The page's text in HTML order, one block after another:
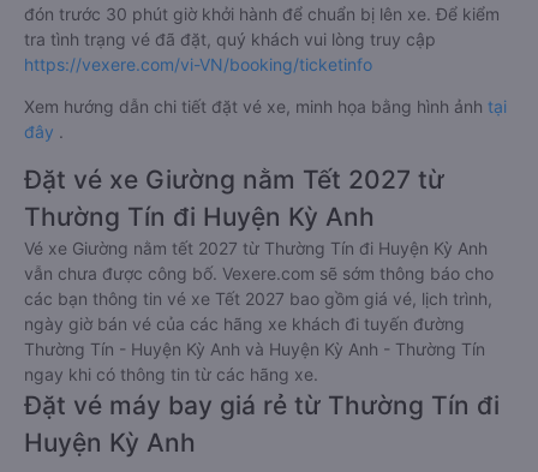
đón trước 30 phút giờ khởi hành để chuẩn bị lên xe. Để kiểm
tra tình trạng vé đã đặt, quý khách vui lòng truy cập
https://vexere.com/vi-VN/booking/ticketinfo
Xem hướng dẫn chi tiết đặt vé xe, minh họa bằng hình ảnh tại
đây .
Đặt vé xe Giường nằm Tết 2027 từ
Thường Tín đi Huyện Kỳ Anh
Vé xe Giường nằm tết 2027 từ Thường Tín đi Huyện Kỳ Anh
vẫn chưa được công bố. Vexere.com sẽ sớm thông báo cho
các bạn thông tin vé xe Tết 2027 bao gồm giá vé, lịch trình,
ngày giờ bán vé của các hãng xe khách đi tuyến đường
Thường Tín - Huyện Kỳ Anh và Huyện Kỳ Anh - Thường Tín
ngay khi có thông tin từ các hãng xe.
Đặt vé máy bay giá rẻ từ Thường Tín đi
Huyện Kỳ Anh